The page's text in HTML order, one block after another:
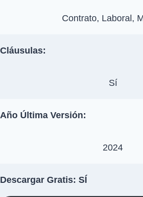
Contrato, Laboral,
Cláusulas:
Sí
Año Última Versión:
2024
Descargar Gratis: SÍ